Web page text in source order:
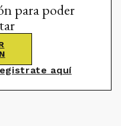
para poder
aquí